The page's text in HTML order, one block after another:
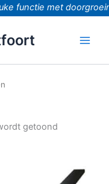
functie met
getoond